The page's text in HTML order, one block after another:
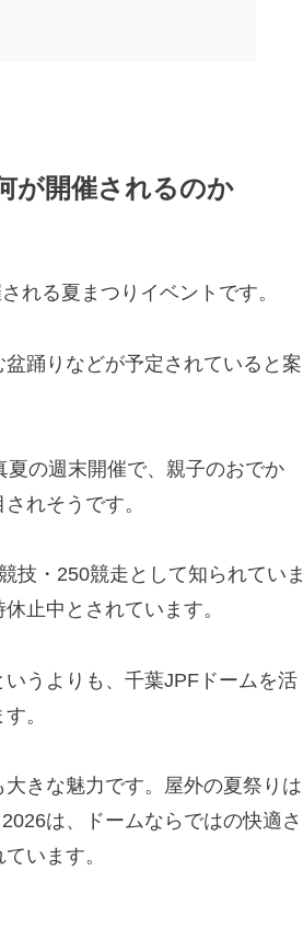
が開催されるのか
れる夏まつりイベントです。
踊りなどが予定されていると案
の週末開催で、親子のおでか
れそうです。
技・250競走として知られていま
止中とされています。
うよりも、千葉JPFドームを活
。
きな魅力です。屋外の夏祭りは
は、ドームならではの快適さ
います。